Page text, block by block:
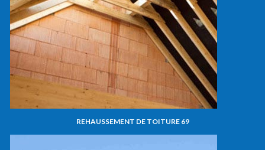
REHAUSSEMENT DE TOITURE 69